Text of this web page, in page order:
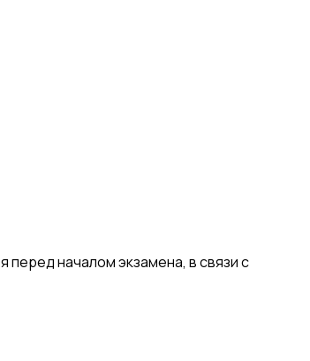
началом экзамена, в связи с